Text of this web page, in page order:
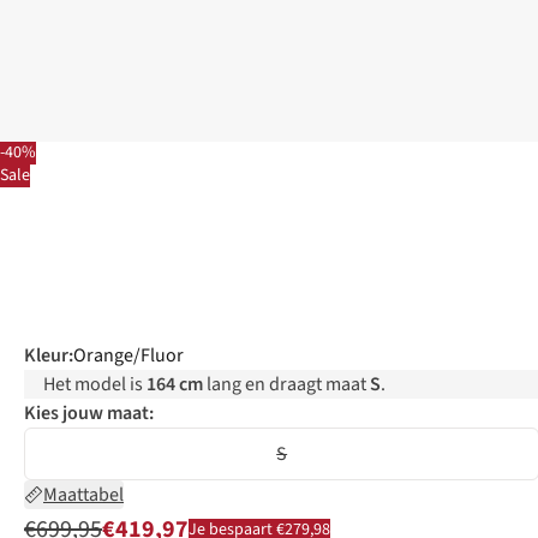
-40%
Sale
Kleur:Orange/Fluor
Het model is 164 cmlang en draagt maatS.
Kies jouw maat:
S
Maattabel
€699,95€419,97Je bespaart €279,98